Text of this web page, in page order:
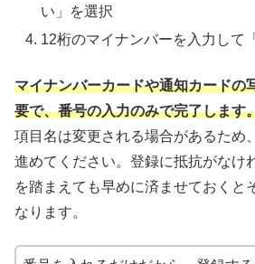
い」を選択
12桁のマイナンバーを入力して
マイナンバーカードや通知カードの
要で、番号の入力のみで完了します
項目名は変更される場合があるため
進めてください。登録に抵抗がなけ
を踏まえても早めに済ませておくと
なります。